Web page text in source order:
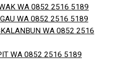
WA 0852 2516 5189
WA 0852 2516 5189
WA 0852 2516
WA 0852 2516 5189